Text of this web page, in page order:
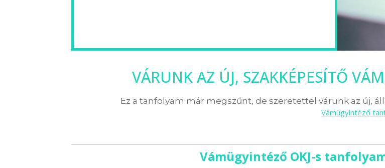
VÁRUNK AZ ÚJ, SZAKKÉPESÍTŐ
Ez a tanfolyam már megszűnt, de szeretettel várunk az új,
Vámügyintéző
Vámügyintéző OKJ-s